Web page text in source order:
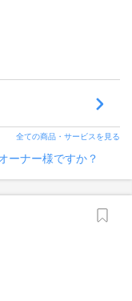
全ての商品・サービスを見る
ーナー様ですか？